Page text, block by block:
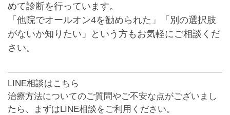
めて診断を行っています。
「他院でオールオン4を勧められた」
「別の選択肢
がないか知りたい」
という方もお気軽にご相談くだ
さい。
LINE相談はこちら
治療方法についてのご質問やご不安な点がございまし
たら、まずはLINE相談をご利用ください。